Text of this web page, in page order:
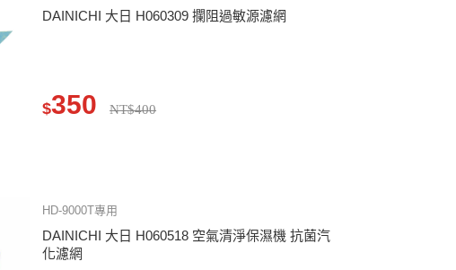
DAINICHI 大日 H060309 攔阻過敏源濾網
$350 NT$400
HD-9000T專用
DAINICHI 大日 H060518 空氣清淨保濕機 抗菌汽
化濾網